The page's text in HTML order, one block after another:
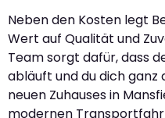
Neben den Kosten legt
Wert auf Qualität und
Team sorgt dafür, dass
abläuft und du dich ganz
neuen Zuhauses in
modernen